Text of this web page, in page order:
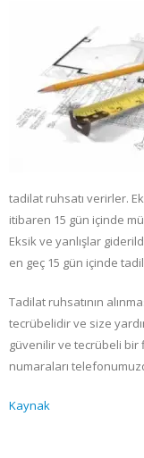
tadilat ruhsatı verirler.
itibaren 15 gün içinde
Eksik ve yanlışlar
en geç 15 gün içinde
Tadilat ruhsatının
tecrübelidir ve size
güvenilir ve tecrübeli bir
numaraları
Kaynak